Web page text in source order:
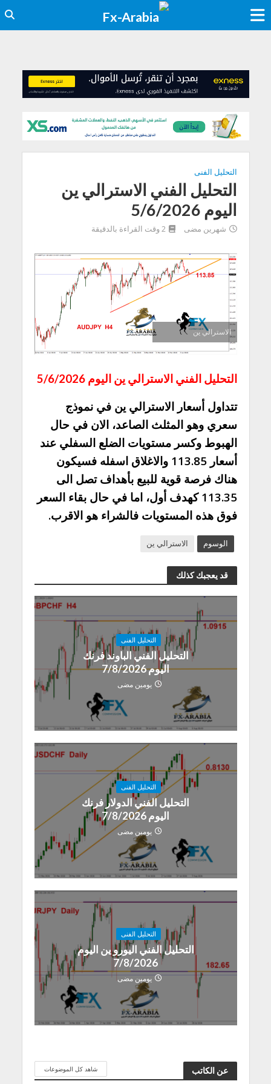
التحليل الفنى
التحليل الفني الاسترالي ين
اليوم 5/6/2026
شهرين مضى 2 وقت القراءة بالدقيقة
الاسترالي ين
التحليل الفني الاسترالي ين اليوم 5/6/2026
تتداول أسعار الاسترالي ين في نموذج
سعري وهو المثلث الصاعد، الان في حال
الهبوط وكسر مستويات الضلع السفلي عند
أسعار 113.85 والاغلاق اسفله فسيكون
هناك فرصة قوية للبيع بأهداف تصل الى
113.35 كهدف أول، اما في حال بقاء السعر
فوق هذه المستويات فالشراء هو الاقرب.
الوسوم الاسترالي ين
قد يعجبك كذلك
التحليل الفنى
التحليل الفني الباوند فرنك
اليوم 7/8/2026
يومين مضى
التحليل الفنى
التحليل الفني الدولار فرنك
اليوم 7/8/2026
يومين مضى
التحليل الفنى
التحليل الفني اليورو ين اليوم
7/8/2026
يومين مضى
عن الكاتب شاهد كل الموضوعات